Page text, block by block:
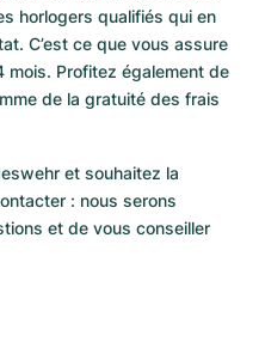
horlogers qualifiés qui en
C’est ce que vous assure
mois. Profitez également de
de la gratuité des frais
et souhaitez la
: nous serons
et de vous conseiller